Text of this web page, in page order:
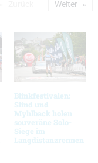
Blinkfestivalen:
Slind und
Myhlback holen
souveräne Solo-
Siege im
Langdistanzrennen
Weiter